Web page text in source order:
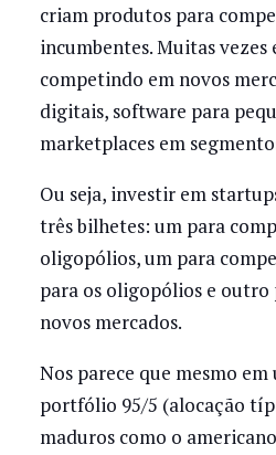
criam produtos para
incumbentes. Muitas vezes
competindo em novos
digitais, software para
marketplaces em
Ou seja, investir em
três bilhetes: um para
oligopólios, um para
para os oligopólios e
novos mercados.
Nos parece que mesmo em
portfólio 95/5 (alocação
maduros como o